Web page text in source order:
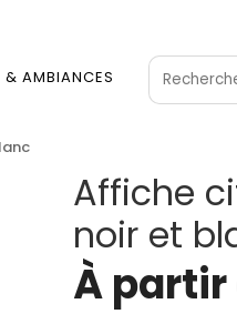
& AMBIANCES
Affiche
noir et
À